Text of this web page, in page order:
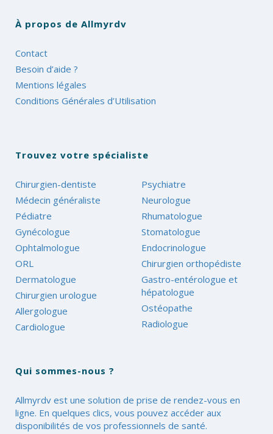
À propos de Allmyrdv
Contact
Besoin d’aide ?
Mentions légales
Conditions Générales d’Utilisation
Trouvez votre spécialiste
Chirurgien-dentiste
Médecin généraliste
Pédiatre
Gynécologue
Ophtalmologue
ORL
Dermatologue
Chirurgien urologue
Allergologue
Cardiologue
Psychiatre
Neurologue
Rhumatologue
Stomatologue
Endocrinologue
Chirurgien orthopédiste
Gastro-entérologue et
hépatologue
Ostéopathe
Radiologue
Qui sommes-nous ?
Allmyrdv est une solution de prise de rendez-vous en
ligne. En quelques clics, vous pouvez accéder aux
disponibilités de vos professionnels de santé.